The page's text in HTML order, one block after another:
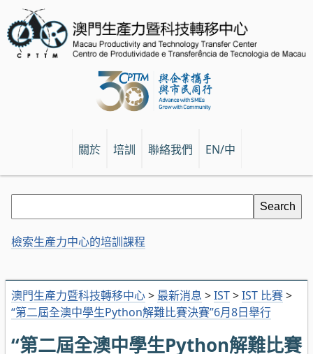
關於 培訓 聯絡我們 EN/中
澳門生產力暨科技轉移中心> 最新消息 >IST>IST 比賽>
“第二屆全澳中學生Python解難比賽決賽”6月8日舉行
“第二屆全澳中學生Python解難比賽
檢索生產力中心的培訓課程